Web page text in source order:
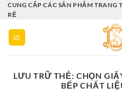
Bỏ
qua
nội
dung
CUNG CẤP CÁC SẢN PHẨM TRANG
RẺ
LƯU TRỮ THẺ: CHỌN
BẾP CHẤT